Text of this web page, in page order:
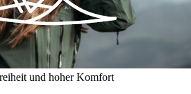
und hoher Komfort